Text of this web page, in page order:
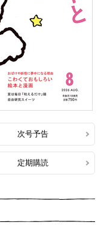
次号予告
定期購読